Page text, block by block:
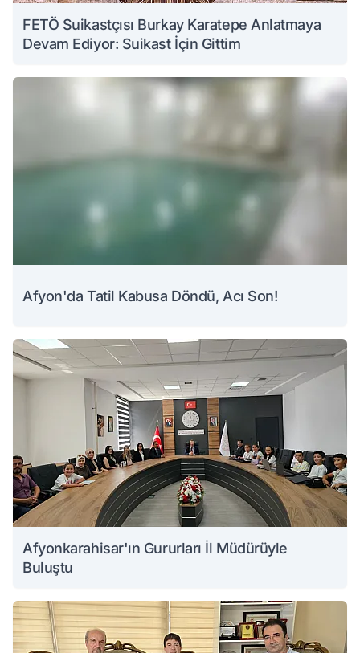
FETÖ Suikastçısı Burkay Karatepe Anlatmaya
Devam Ediyor: Suikast İçin Gittim
Afyon'da Tatil Kabusa Döndü, Acı Son!
Afyonkarahisar'ın Gururları İl Müdürüyle
Buluştu